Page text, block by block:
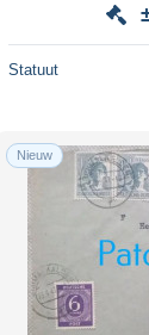
Statuut
Nieuw